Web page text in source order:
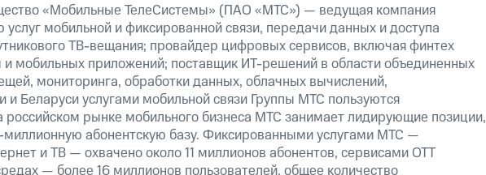
«Мобильные ТелеСистемы» (ПАО «МТС») — ведущая компания
мобильной и фиксированной связи, передачи данных и доступа
ТВ-вещания; провайдер цифровых сервисов, включая финтех
мобильных приложений; поставщик ИТ-решений в области объединенных
мониторинга, обработки данных, облачных вычислений,
и Беларуси услугами мобильной связи Группы МТС пользуются
российском рынке мобильного бизнеса МТС занимает лидирующие позиции,
абонентскую базу. Фиксированными услугами МТС —
и ТВ — охвачено около 11 миллионов абонентов, сервисами OTT